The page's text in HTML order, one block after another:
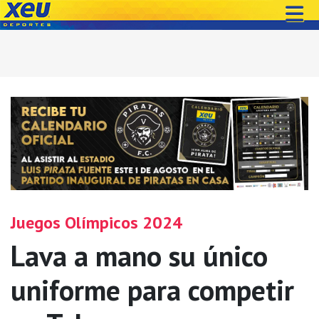
Juegos Olímpicos 2024
Lava a mano su único
uniforme para competir